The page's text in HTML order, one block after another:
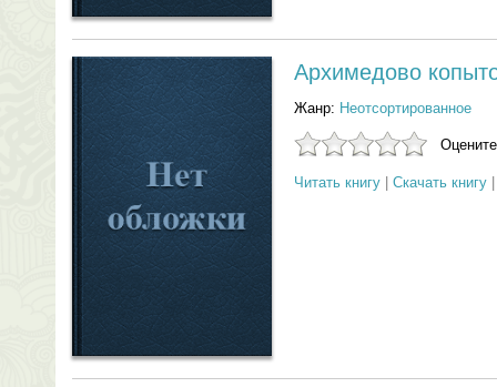
Архимедово
Жанр: Неотсортированное
Читать книгу Скачать книгу